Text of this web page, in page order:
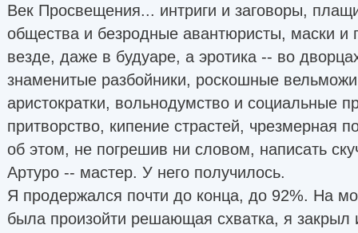
Век Просвещения... интриги и заговоры,
общества и безродные авантюристы, маски
везде, даже в будуаре, а эротика -- во
знаменитые разбойники, роскошные
аристократки, вольнодумство и социальные
притворство, кипение страстей, чрезмерная
об этом, не погрешив ни словом, написать
Артуро -- мастер. У него получилось.
Я продержался почти до конца, до 92%. На
была произойти решающая схватка, я закрыл